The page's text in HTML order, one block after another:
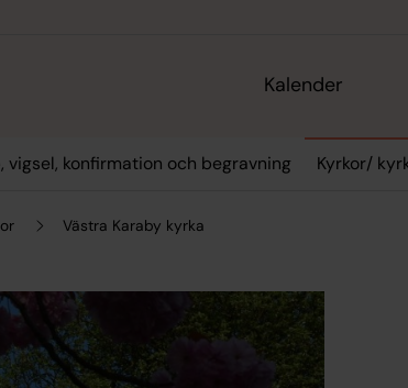
Kalender
vigsel, konfirmation och begravning Kyrkor/
Västra Karaby kyrka